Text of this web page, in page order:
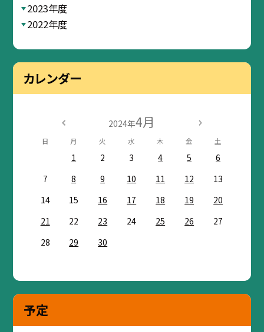
2023年度
2022年度
カレンダー
2024年4月
日 月 火 水 木 金 土
1 2 3 4 5
6
7
8 9 10 11 12
13
14
15 16 17 18 19
20
21
22 23 24 25 26
27
28
29 30
予定